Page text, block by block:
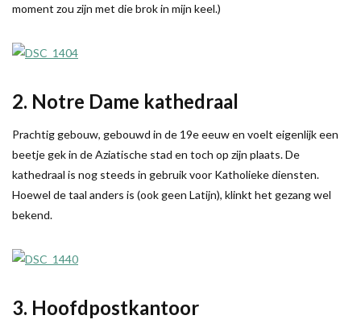
moment zou zijn met die brok in mijn keel.)
2. Notre Dame kathedraal
Prachtig gebouw, gebouwd in de 19e eeuw en voelt eigenlijk een
beetje gek in de Aziatische stad en toch op zijn plaats. De
kathedraal is nog steeds in gebruik voor Katholieke diensten.
Hoewel de taal anders is (ook geen Latijn), klinkt het gezang wel
bekend.
3. Hoofdpostkantoor